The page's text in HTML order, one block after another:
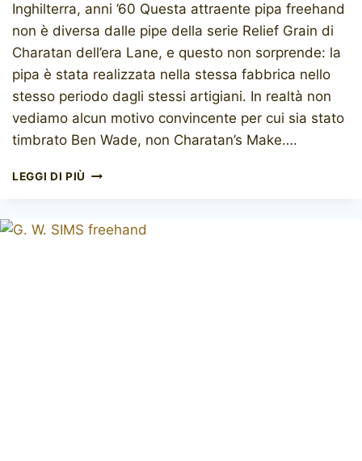
Inghilterra, anni ’60 Questa attraente pipa freehand
non è diversa dalle pipe della serie Relief Grain di
Charatan dell’era Lane, e questo non sorprende: la
pipa è stata realizzata nella stessa fabbrica nello
stesso periodo dagli stessi artigiani. In realtà non
vediamo alcun motivo convincente per cui sia stato
timbrato Ben Wade, non Charatan’s Make….
LEGGI DI PIÙ BEN
GRAIN)